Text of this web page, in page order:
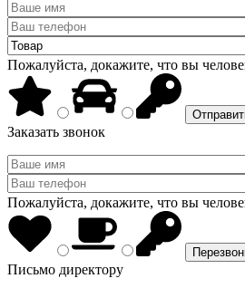
Пожалуйста, докажите, что вы
Заказать звонок
Пожалуйста, докажите, что вы
Письмо директору